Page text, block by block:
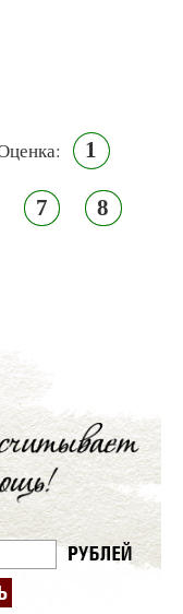
1
7 8